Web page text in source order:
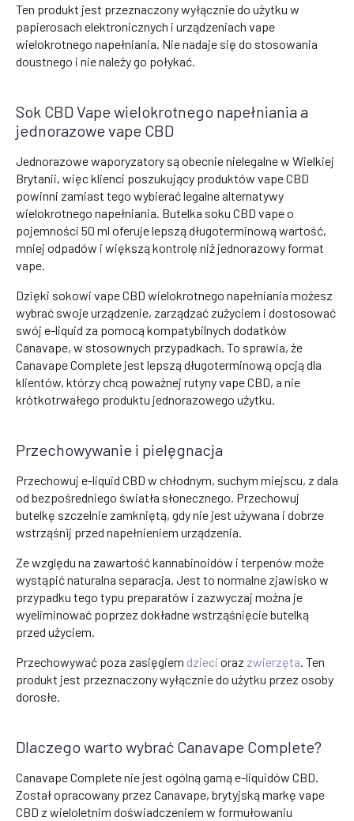
Ten produkt jest przeznaczony wyłącznie do użytku w
papierosach elektronicznych i urządzeniach vape
wielokrotnego napełniania. Nie nadaje się do stosowania
doustnego i nie należy go połykać.
Sok CBD Vape wielokrotnego napełniania a
jednorazowe vape CBD
Jednorazowe waporyzatory są obecnie nielegalne w Wielkiej
Brytanii, więc klienci poszukujący produktów vape CBD
powinni zamiast tego wybierać legalne alternatywy
wielokrotnego napełniania. Butelka soku CBD vape o
pojemności 50 ml oferuje lepszą długoterminową wartość,
mniej odpadów i większą kontrolę niż jednorazowy format
vape.
Dzięki sokowi vape CBD wielokrotnego napełniania możesz
wybrać swoje urządzenie, zarządzać zużyciem i dostosować
swój e-liquid za pomocą kompatybilnych dodatków
Canavape, w stosownych przypadkach. To sprawia, że
Canavape Complete jest lepszą długoterminową opcją dla
klientów, którzy chcą poważnej rutyny vape CBD, a nie
krótkotrwałego produktu jednorazowego użytku.
Przechowywanie i pielęgnacja
Przechowuj e-liquid CBD w chłodnym, suchym miejscu, z dala
od bezpośredniego światła słonecznego. Przechowuj
butelkę szczelnie zamkniętą, gdy nie jest używana i dobrze
wstrząśnij przed napełnieniem urządzenia.
Ze względu na zawartość kannabinoidów i terpenów może
wystąpić naturalna separacja. Jest to normalne zjawisko w
przypadku tego typu preparatów i zazwyczaj można je
wyeliminować poprzez dokładne wstrząśnięcie butelką
przed użyciem.
Przechowywać poza zasięgiem dzieci oraz zwierzęta . Ten
produkt jest przeznaczony wyłącznie do użytku przez osoby
dorosłe.
Dlaczego warto wybrać Canavape Complete?
Canavape Complete nie jest ogólną gamą e-liquidów CBD.
Został opracowany przez Canavape, brytyjską markę vape
CBD z wieloletnim doświadczeniem w formułowaniu